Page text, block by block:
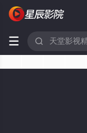
 